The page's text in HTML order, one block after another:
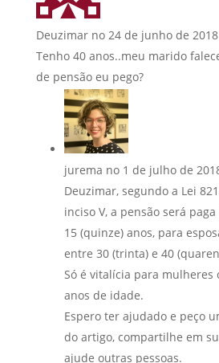
Deuzimar no 24 de junho de
Tenho 40 anos..meu marido
de pensão eu pego?
jurema no 1 de julho de
Deuzimar, segundo a Lei
inciso V, a pensão será
15 (quinze) anos, para
entre 30 (trinta) e 40
Só é vitalícia para mulheres
anos de idade.
Espero ter ajudado e peço
do artigo, compartilhe em
ajude outras pessoas.